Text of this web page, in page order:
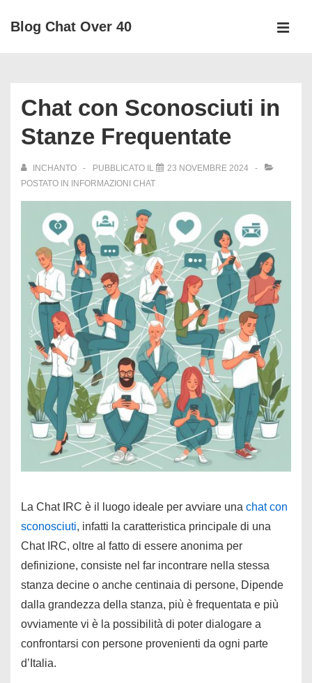
VaiBlog Chat Over 40
Chat con Sconosciuti in
Stanze Frequentate
INCHANTO PUBBLICATO IL
23 NOVEMBRE 2024
POSTATO IN
INFORMAZIONI CHAT
La Chat IRC è il luogo ideale per avviare una chat con
sconosciuti, infatti la caratteristica principale di una
Chat IRC, oltre al fatto di essere anonima per
definizione, consiste nel far incontrare nella stessa
stanza decine o anche centinaia di persone, Dipende
dalla grandezza della stanza, più è frequentata e più
ovviamente vi è la possibilità di poter dialogare a
confrontarsi con persone provenienti da ogni parte
d’Italia.